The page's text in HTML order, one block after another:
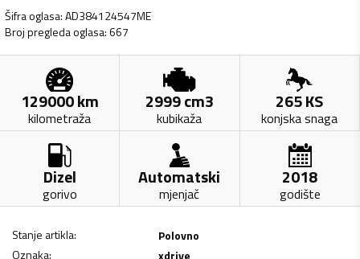
Šifra oglasa:AD384124547ME
Broj pregleda oglasa:667
129000km
kilometraža
2999cm3
kubikaža
265KS
konjska snaga
Dizel
gorivo
Automatski
mjenjač
2018
godište
Stanje artikla:
Polovno
Oznaka:
xdrive